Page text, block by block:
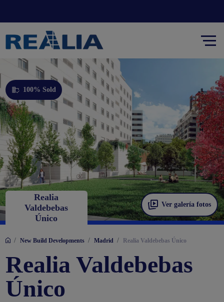
Ver galería fotos
Realia
Valdebebas
Único
100% Sold
/ New Build Developments / Madrid / Realia Valdebebas Único
Realia Valdebebas
Único